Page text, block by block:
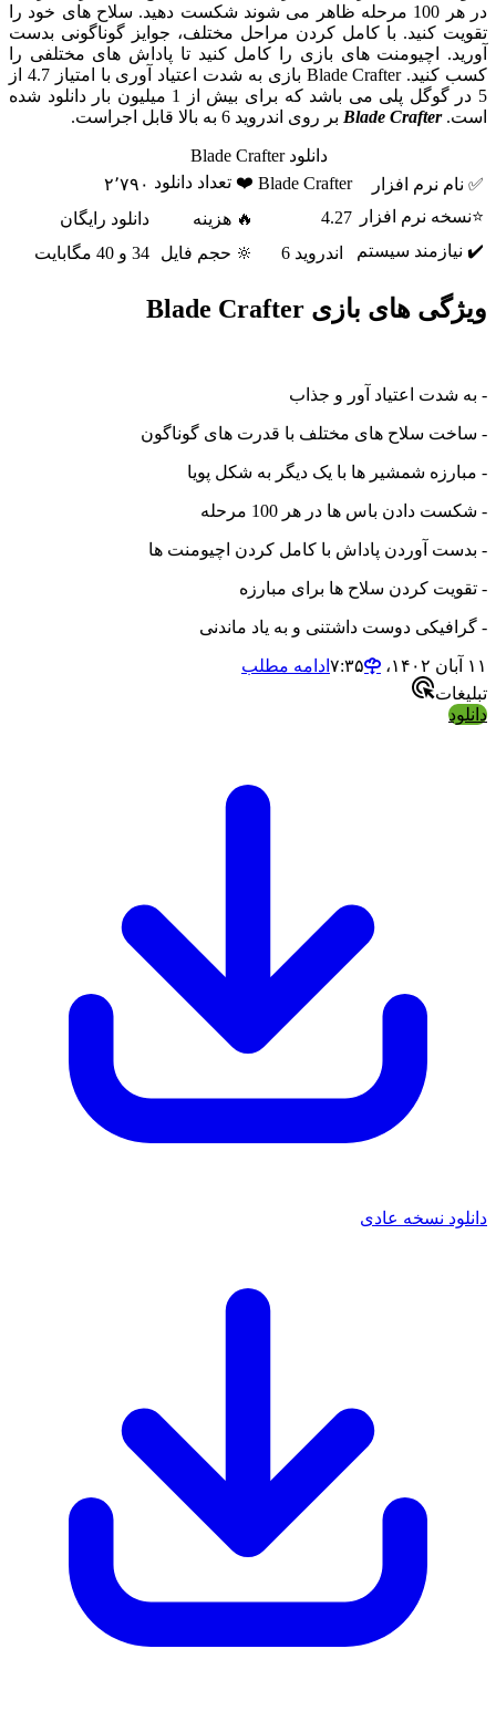
در هر 100 مرحله ظاهر می شوند شکست دهید. سلاح های خود را
تقویت کنید. با کامل کردن مراحل مختلف، جوایز گوناگونی بدست
آورید. اچیومنت های بازی را کامل کنید تا پاداش های مختلفی را
کسب کنید. Blade Crafter بازی به شدت اعتیاد آوری با امتیاز 4.7 از
5 در گوگل پلی می باشد که برای بیش از 1 میلیون بار دانلود شده
است.Blade Crafter بر روی اندروید 6 به بالا قابل اجراست.
دانلود Blade Crafter
✅ نام نرم افزار
Blade Crafter ❤️ تعداد دانلود ۲٬۷۹۰
⭐نسخه نرم افزار
4.27 🔥 هزینه
دانلود رایگان
✔️ نیازمند سیستم
اندروید 6 🔆 حجم فایل 34 و 40 مگابایت
ویژگی های بازی Blade Crafter
- به شدت اعتیاد آور و جذاب
- ساخت سلاح های مختلف با قدرت های گوناگون
- مبارزه شمشیر ها با یک دیگر به شکل پویا
- شکست دادن باس ها در هر 100 مرحله
- بدست آوردن پاداش با کامل کردن اچیومنت ها
- تقویت کردن سلاح ها برای مبارزه
- گرافیکی دوست داشتنی و به یاد ماندنی
۱۱ آبان ۱۴۰۲،‏ ۷:۳۵
ادامه مطلب
تبلیغات
دانلود
دانلود نسخه عادی